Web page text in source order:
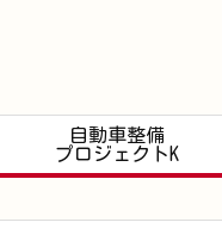
自動車整備
プロジェクトK